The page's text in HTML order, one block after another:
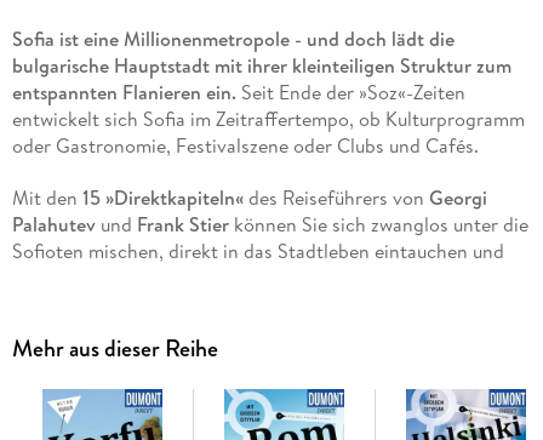
Sofia ist eine Millionenmetropole - und doch lädt die
bulgarische Hauptstadt mit ihrer kleinteiligen Struktur zum
entspannten Flanieren ein. Seit Ende der »Soz«-Zeiten
entwickelt sich Sofia im Zeitraffertempo, ob Kulturprogramm
oder Gastronomie, Festivalszene oder Clubs und Cafés.
Mit den 15 »Direktkapiteln«des Reiseführers von Georgi
Palahutevund Frank Stierkönnen Sie sich zwanglos unter die
Sofioten mischen, direkt in das Stadtleben eintauchen und
das Toleranzviertel und die kreative Szene um den
Slaveykov-Platz
Mehr aus dieser Reihe